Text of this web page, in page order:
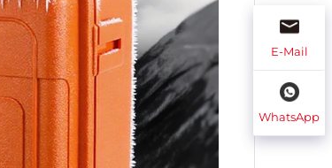
E-Mail
WhatsApp